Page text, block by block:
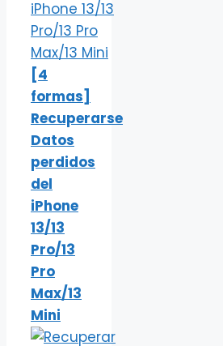
[4
formas]
Recuperarse
Datos
perdidos
del
iPhone
13/13
Pro/13
Pro
Max/13
Mini